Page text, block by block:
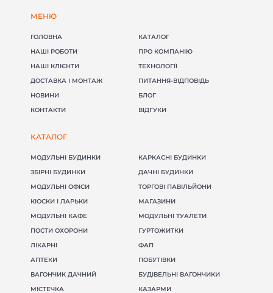
САНІТАРНІ БЛОКИ
МОДУЛЬНІ ПРАЛЬНІ
ПОСТИ ОХОРОНИ
ТОРГОВІ ПАВІЛЬЙОНИ
КІОСКИ І ЛАРЬКИ
ГУРТОЖИТКИ
МОДУЛЬНІ БУДІВЛІ
МОДУЛЬНІ ГОТЕЛІ
ПОБУТІВКИ
ЇДАЛЬНІ
МОДУЛЬНІ ЦЕХИ
КАЗАРМИ
МЕНЮ
ГОЛОВНА
КАТАЛОГ
НАШІ РОБОТИ
ПРО КОМПАНІЮ
НАШІ КЛІЄНТИ
ТЕХНОЛОГІЇ
ДОСТАВКА І МОНТАЖ
ПИТАННЯ-ВІДПОВІДЬ
НОВИНИ
БЛОГ
КОНТАКТИ
ВІДГУКИ
КАТАЛОГ
МОДУЛЬНІ БУДИНКИ
КАРКАСНІ БУДИНКИ
ЗБІРНІ БУДИНКИ
ДАЧНІ БУДИНКИ
МОДУЛЬНІ ОФІСИ
ТОРГОВІ ПАВІЛЬЙОНИ
КІОСКИ І ЛАРЬКИ
МАГАЗИНИ
МОДУЛЬНІ КАФЕ
МОДУЛЬНІ ТУАЛЕТИ
ПОСТИ ОХОРОНИ
ГУРТОЖИТКИ
ЛІКАРНІ
ФАП
АПТЕКИ
ПОБУТІВКИ
ВАГОНЧИК ДАЧНИЙ
БУДІВЕЛЬНІ ВАГОНЧИКИ
МІСТЕЧКА
КАЗАРМИ